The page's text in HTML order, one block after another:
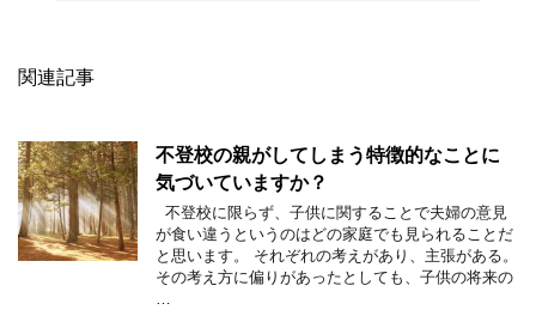
関連記事
不登校の親がしてしまう特徴的なことに
気づいていますか？
不登校に限らず、子供に関することで夫婦の意見
が食い違うというのはどの家庭でも見られることだ
と思います。 それぞれの考えがあり、主張がある。
その考え方に偏りがあったとしても、子供の将来の
…